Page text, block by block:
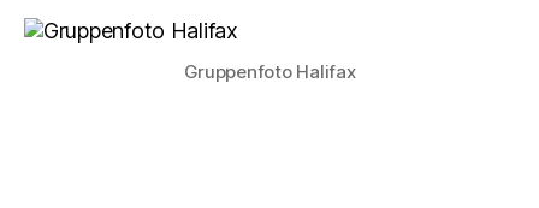
Gruppenfoto Halifax